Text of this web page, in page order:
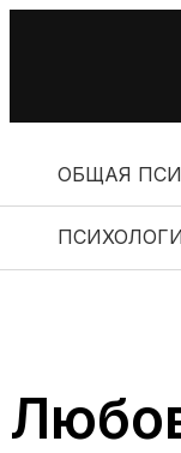
ОБЩАЯ